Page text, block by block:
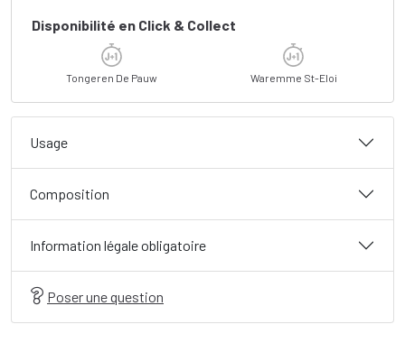
Disponibilité en Click & Collect
Tongeren De Pauw Waremme St-Eloi
Usage
Composition
Information légale obligatoire
Poser une question